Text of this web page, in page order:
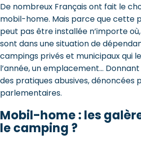
De nombreux Français ont fait le
mobil-home. Mais parce que cette
peut pas être installée n’importe
sont dans une situation de
campings privés et municipaux qui
l’année, un emplacement…
des pratiques abusives, dénoncées
parlementaires.
Mobil-home : les
le camping ?